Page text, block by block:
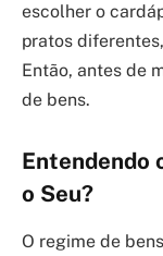
escolher o
pratos
Então, antes de
de bens.
Entendendo
o Seu?
O regime de